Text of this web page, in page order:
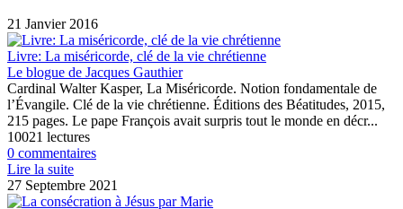
21 Janvier 2016
Livre: La miséricorde, clé de la vie chrétienne
Le blogue de Jacques Gauthier
Cardinal Walter Kasper, La Miséricorde. Notion fondamentale de
l’Évangile. Clé de la vie chrétienne. Éditions des Béatitudes, 2015,
215 pages. Le pape François avait surpris tout le monde en décr...
10021 lectures
0 commentaires
Lire la suite
27 Septembre 2021